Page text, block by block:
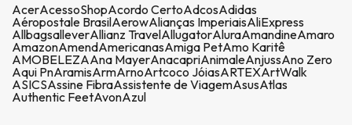
AcerAcessoShopAcordo CertoAdcosAdidas
Aéropostale BrasilAerowAlianças ImperiaisAliExpress
AllbagsalleverAllianz TravelAllugatorAluraAmandineAmaro
AmazonAmendAmericanasAmiga PetAmo Karitê
AMOBELEZAAna MayerAnacapriAnimaleAnjussAno Zero
Aqui PnAramisArmArnoArtcoco JóiasARTEXArtWalk
ASICSAssine FibraAssistente de ViagemAsusAtlas
Authentic FeetAvonAzul